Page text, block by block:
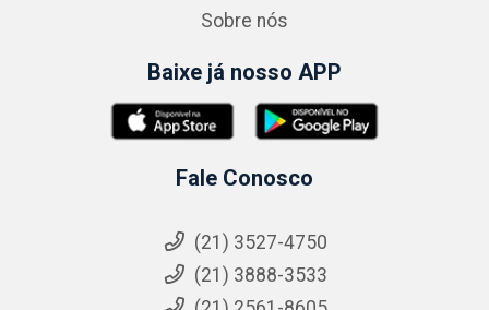
Sobre nós
Baixe já nosso APP
Fale Conosco
(21) 3527-4750
(21) 3888-3533